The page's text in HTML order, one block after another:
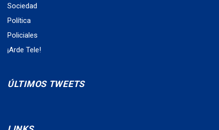
Sociedad
Política
Policiales
¡Arde Tele!
ÚLTIMOS TWEETS